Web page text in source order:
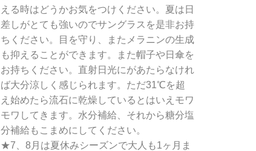
える時はどうかお気をつけください。夏は日
差しがとても強いのでサングラスを是非お持
ちください。目を守り、またメラニンの生成
も抑えることができます。また帽子や日傘を
お持ちください。直射日光にがあたらなけれ
ば大分涼しく感じられます。ただ31℃を超
え始めたら流石に乾燥しているとはいえモワ
モワしてきます。水分補給、それから糖分塩
分補給もこまめにしてください。
★7、8月は夏休みシーズンで大人も1ヶ月ま